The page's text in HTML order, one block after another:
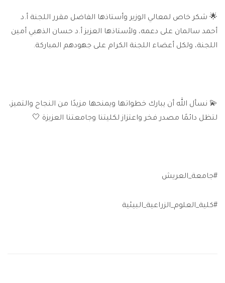
🌟 شكر خاص لمعالي الوزير وأستاذها الفاضل مقرر اللجنة أ.د
أحمد سالمان على دعمه، ولأستاذها العزيز أ.د حسان الذهبي أمين
اللجنة، ولكل أعضاء اللجنة الكرام على جهودهم المباركة.
💫 نسأل الله أن يبارك خطواتها ويمنحها مزيدًا من النجاح والتميز،
لتظل دائمًا مصدر فخر واعتزاز لكليتنا وجامعتنا العزيزة 🤍
#جامعة_العريش
#كلية_العلوم_الزراعية_البيئية